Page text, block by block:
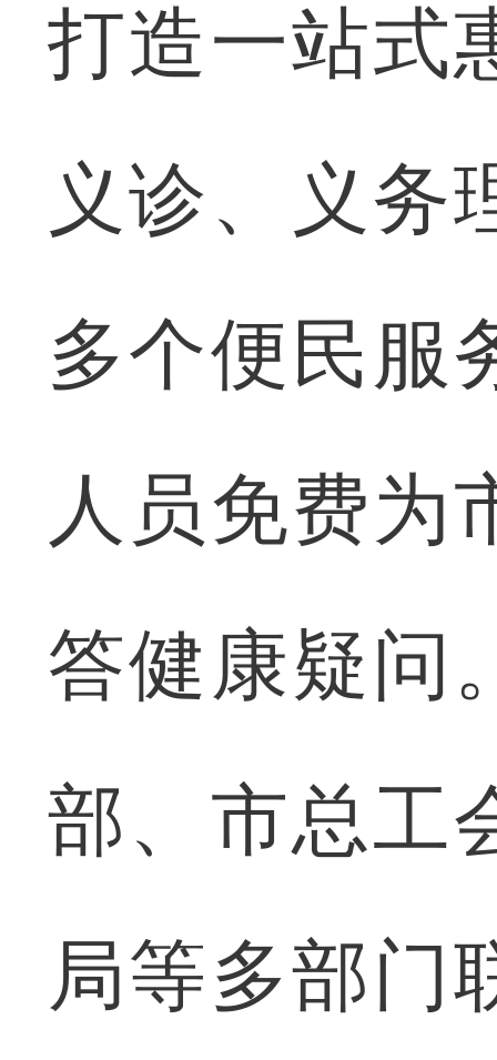
打造一站式
义诊、义务
多个便民服
人员免费为
答健康疑问
部、市总工
局等多部门